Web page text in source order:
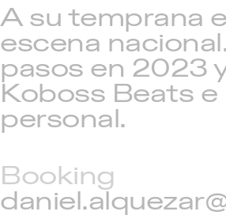
A su temprana
escena
pasos en 2023
Koboss Beats e
personal.
Booking